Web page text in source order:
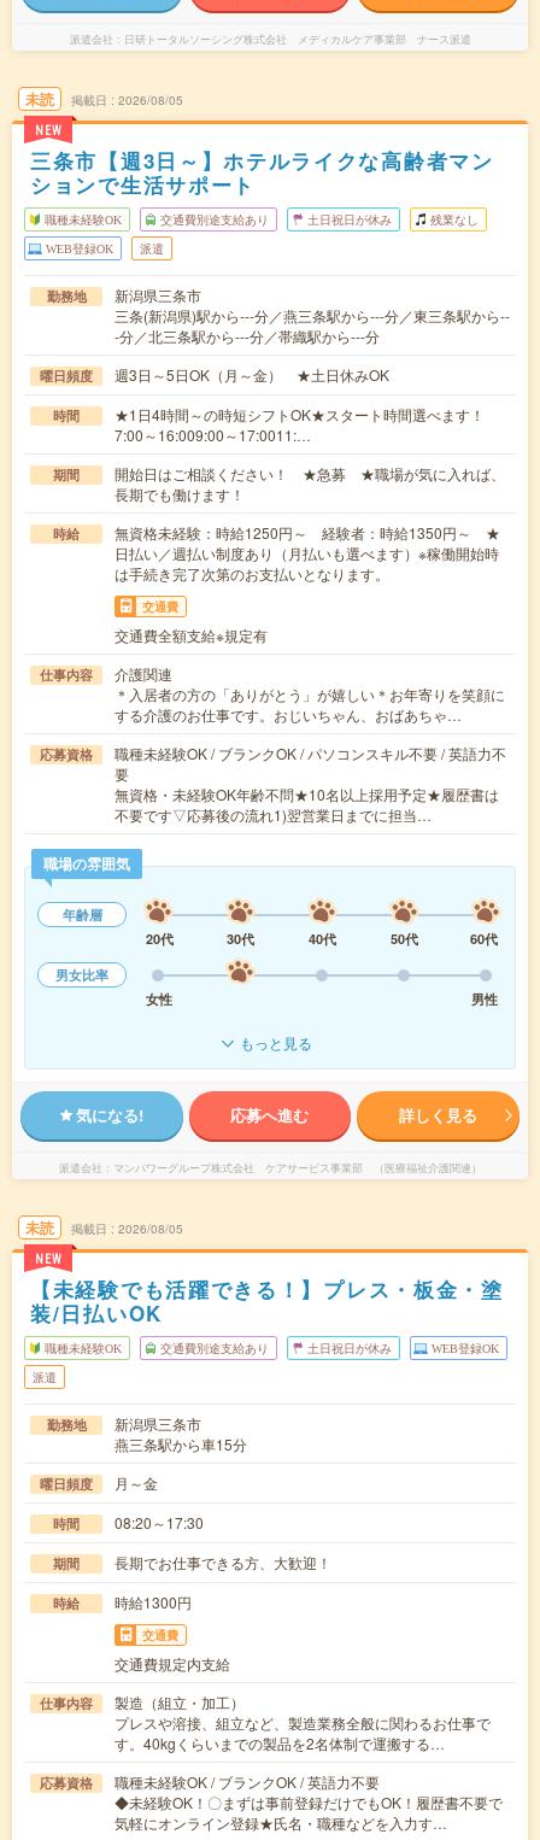
派遣会社 日研トータルソーシング株式会社 メディカルケア事業部 ナース派遣
未読
NEW
掲載日 2026/08/05
三条市【週3日～】ホテルライクな高齢者マン
ションで生活サポート
職種未経験OK 交通費別途支給あり 土日祝日が休み 残業なし
WEB登録OK 派遣
勤務地
新潟県三条市
三条(新潟県)駅から---分／燕三条駅から---分／東三条駅から--
-分／北三条駅から---分／帯織駅から---分
曜日頻度 週3日～5日OK（月～金） ★土日休みOK
時間
★1日4時間～の時短シフトOK★スタート時間選べます！
7:00～16:009:00～17:0011:…
期間
開始日はご相談ください！ ★急募 ★職場が気に入れば、
長期でも働けます！
時給
無資格未経験：時給1250円～ 経験者：時給1350円～ ★
日払い／週払い制度あり（月払いも選べます）※稼働開始時
は手続き完了次第のお支払いとなります。
交通費
交通費全額支給※規定有
仕事内容
介護関連
＊入居者の方の「ありがとう」が嬉しい＊お年寄りを笑顔に
する介護のお仕事です。おじいちゃん、おばあちゃ…
応募資格
職種未経験OK / ブランクOK / パソコンスキル不要 / 英語力不
要
無資格・未経験OK年齢不問★10名以上採用予定★履歴書は
不要です▽応募後の流れ1)翌営業日までに担当…
職場の雰囲気
年齢層
20代
30代 40代 50代
60代
男女比率
女性
男性
もっと見る
気になる! 応募へ進む 詳しく見る
派遣会社 マンパワーグループ株式会社 ケアサービス事業部 （医療福祉介護関連）
未読
NEW
掲載日 2026/08/05
【未経験でも活躍できる！】プレス・板金・塗
装/日払いOK
職種未経験OK 交通費別途支給あり 土日祝日が休み WEB登録OK
派遣
勤務地
新潟県三条市
燕三条駅から車15分
曜日頻度 月～金
時間 08:20～17:30
期間 長期でお仕事できる方、大歓迎！
時給 時給1300円
交通費
交通費規定内支給
仕事内容
製造（組立・加工）
プレスや溶接、組立など、製造業務全般に関わるお仕事で
す。40kgくらいまでの製品を2名体制で運搬する…
応募資格
職種未経験OK / ブランクOK / 英語力不要
◆未経験OK！〇まずは事前登録だけでもOK！履歴書不要で
気軽にオンライン登録★氏名・職種などを入力す…